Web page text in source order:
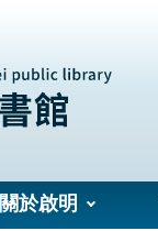
關於啟明